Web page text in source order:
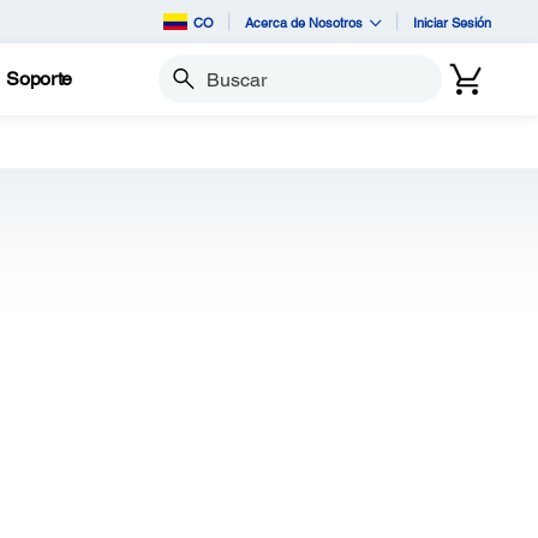
CO Acerca de Nosotros Iniciar Sesión
Soporte Buscar